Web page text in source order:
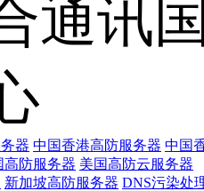
通讯
器 中国香港高防服务器 中国
高防服务器 美国高防云服务器
新加坡高防服务器 DNS污染处